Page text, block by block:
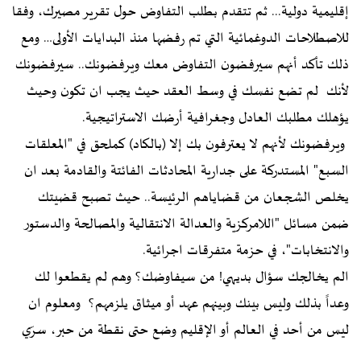
إقليمية دولية... ثم تتقدم بطلب التفاوض حول تقرير مصيرك، وفقا
للاصطلاحات الدوغمائية التي تم رفضها منذ البدايات الأولى… ومع
ذلك تأكد أنهم سيرفضون التفاوض معك ويرفضونك.. سيرفضونك
لأنك لم تضع نفسك في وسط العقد حيث يجب ان تكون وحيث
يؤهلك مطلبك العادل وجغرافية أرضك الاستراتيجية.
ويرفضونك لأنهم لا يعترفون بك إلا (بالكاد) كملحق في "المعلقات
السبع" المستدركة على جدارية المحادثات الفائتة والقادمة بعد ان
يخلص الشجعان من قضاياهم الرئيسة.. حيث تصبح قضيتك
ضمن مسائل "اللامركزية والعدالة الانتقالية والمصالحة والدستور
والانتخابات"، في حزمة متفرقات اجرائية.
الم يخالجك سؤال بديهي! من سيفاوضك؟ وهم لم يقطعوا لك
وعداً بذلك وليس بينك وبينهم عهد أو ميثاق يلزمهم؟ ومعلوم ان
ليس من أحد في العالم أو الإقليم وضع حتى نقطة من حبر، سرّي